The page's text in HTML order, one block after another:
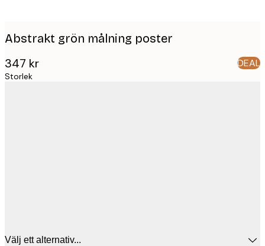
Abstrakt grön målning poster
347 kr DEAL
Storlek
Välj ett alternativ...